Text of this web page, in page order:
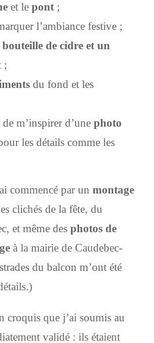
et lepont ;
l’ambiance festive ;
de cidre et un
;
du fond et les
m’inspirer d’unephoto
les détails comme les
commencé par unmontage
clichés de la fête, du
et même desphotos de
à la mairie de Caudebec-
du balcon m’ont été
croquis que j’ai soumis au
validé : ils étaient